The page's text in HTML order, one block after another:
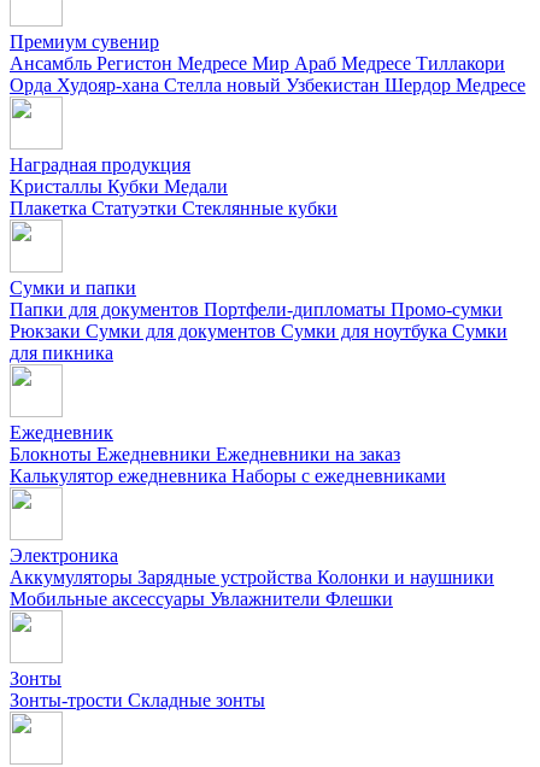
Премиум сувенир
Ансамбль Регистон Медресе Мир Араб Медресе Тиллакори
Орда Худояр-хана Стелла новый Узбекистан Шердор Медресе
Наградная продукция
Kристаллы Кубки Медали
Плакетка Статуэтки Стеклянные кубки
Сумки и папки
Папки для документов Портфели-дипломаты Промо-сумки
Рюкзаки Сумки для документов Сумки для ноутбука Сумки
для пикника
Ежедневник
Блокноты Ежедневники Ежедневники на заказ
Калькулятор ежедневника Наборы с ежедневниками
Электроника
Аккумуляторы Зарядные устройства Колонки и наушники
Мобильные аксессуары Увлажнители Флешки
Зонты
Зонты-трости Складные зонты